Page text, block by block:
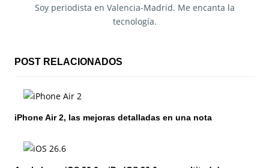
i
n
d
e
Soy periodista en Valencia-Madrid. Me encanta la
tecnología.
POST RELACIONADOS
iPhone Air 2, las mejoras detalladas en una nota